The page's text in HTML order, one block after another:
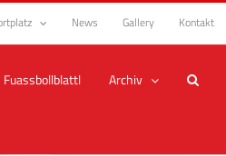
News Gallery Kontakt
Fuassbollblattl Archiv